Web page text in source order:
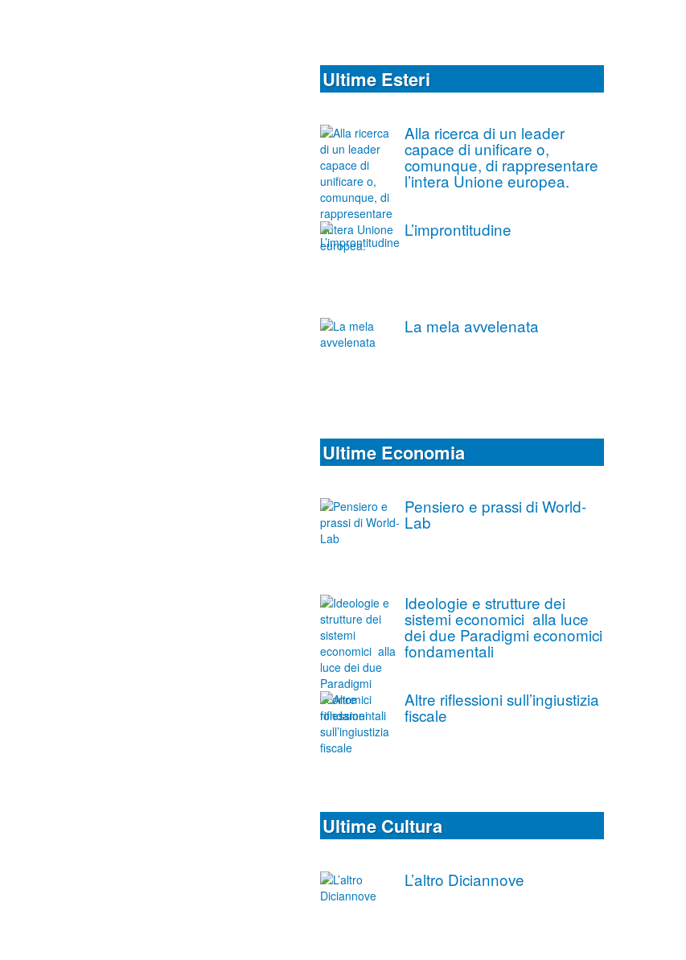
Ultime Esteri
Alla ricerca di un leader
capace di unificare o,
comunque, di rappresentare
l’intera Unione europea.
L’improntitudine
La mela avvelenata
Ultime Economia
Pensiero e prassi di World-
Lab
Ideologie e strutture dei
sistemi economici alla luce
dei due Paradigmi economici
fondamentali
Altre riflessioni sull’ingiustizia
fiscale
Ultime Cultura
L’altro Diciannove